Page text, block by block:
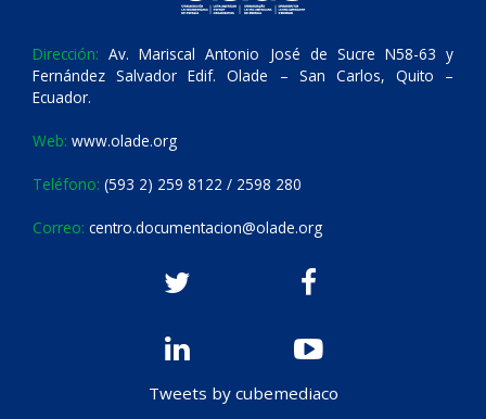
Dirección: Av. Mariscal Antonio José de Sucre N58-63 y
Fernández Salvador Edif. Olade – San Carlos, Quito –
Ecuador.
Web: www.olade.org
Teléfono: (593 2) 259 8122 / 2598 280
Correo: centro.documentacion@olade.org
Tweets by cubemediaco